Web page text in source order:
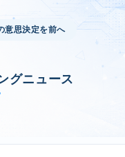
意思決定を前へ
グニュース